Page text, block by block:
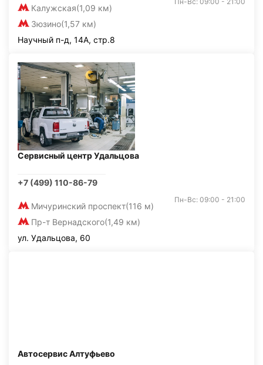
Калужская(1,09 км)
Зюзино(1,57 км)
Научный п-д, 14А, стр.8
Сервисный центр Удальцова
+7 (499) 110-86-79
Мичуринский проспект(116 м)
Пр-т Вернадского(1,49 км)
Пн-Вс: 09:00 - 21:00
ул. Удальцова, 60
Автосервис Алтуфьево